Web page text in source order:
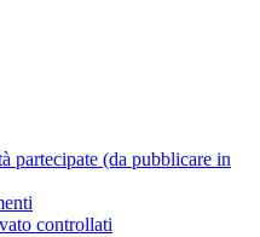
partecipate (da pubblicare in
controllati